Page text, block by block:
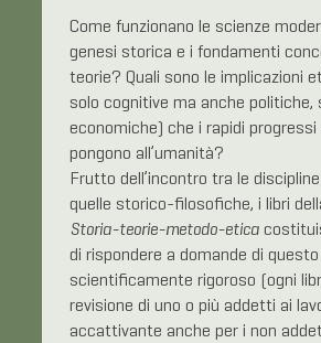
Come funzionano le scienze
genesi storica e i fondamenti
teorie? Quali sono le implicazioni
solo cognitive ma anche politiche,
economiche) che i rapidi progressi
pongono all’umanità?
Frutto dell’incontro tra le
quelle storico-filosofiche, i libri
Storia-teorie-metodo-etica
di rispondere a domande di
scientificamente rigoroso (ogni
revisione di uno o più addetti ai
accattivante anche per i non